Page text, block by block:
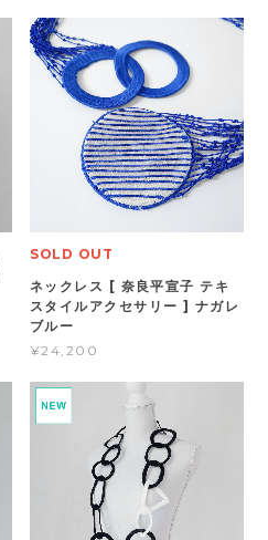
SOLD OUT
ネックレス [ 奈良平宣子 テキ
スタイルアクセサリー ] ナガレ
ブルー
¥24,200